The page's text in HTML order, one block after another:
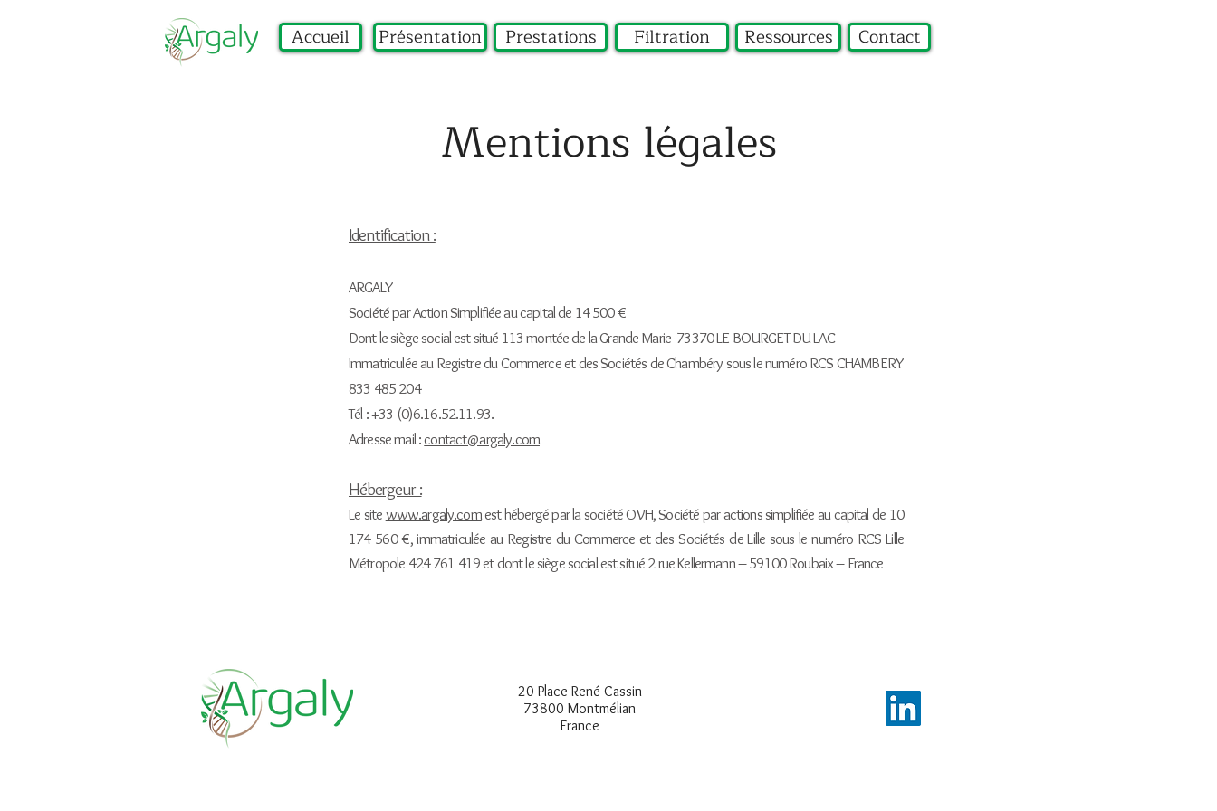
Accueil Présentation Prestations Filtration Ressources Contact
Mentions légales
Identification :
ARGALY
Société par Action Simplifiée au capital de 14 500 €
Dont le siège social est situé 113 montée de la Grande Marie- 73370 LE BOURGET DU LAC
Immatriculée au Registre du Commerce et des Sociétés de Chambéry sous le numéro RCS CHAMBERY
833 485 204
Tél : +33 (0)6.16.52.11.93.
Adresse mail :contact@argaly.com
Hébergeur :
Le site www.argaly.comest hébergé par la société OVH, Société par actions simplifiée au capital de 10
174 560 €, immatriculée au Registre du Commerce et des Sociétés de Lille sous le numéro RCS Lille
Métropole 424 761 419 et dont le siège social est situé 2 rue Kellermann – 59100 Roubaix – France
20 Place René Cassin
73800 Montmélian
France